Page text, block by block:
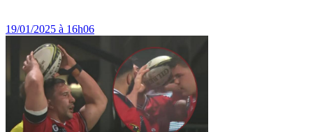
19/01/2025 à 16h06